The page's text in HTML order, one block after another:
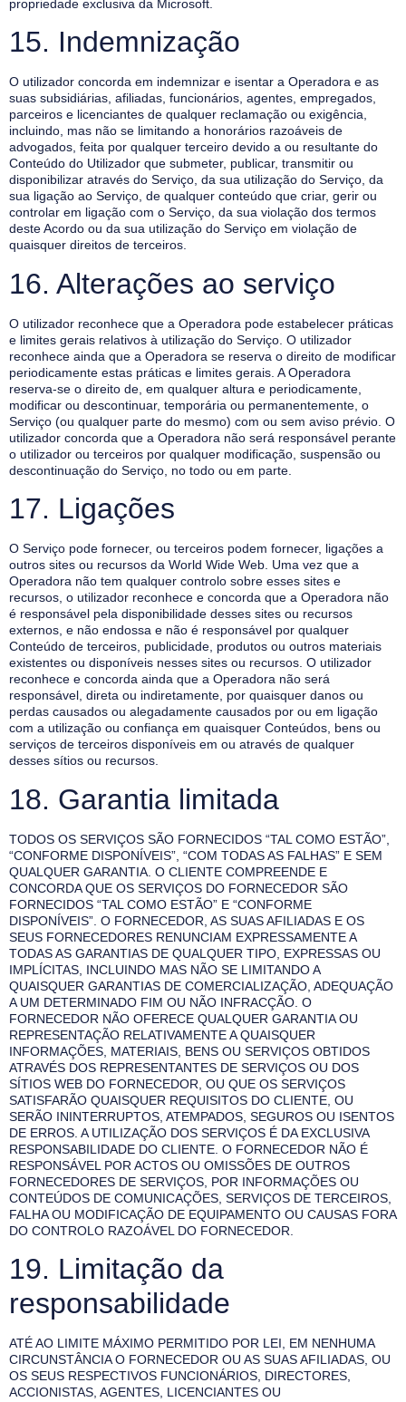
propriedade exclusiva da Microsoft.
15. Indemnização
O utilizador concorda em indemnizar e isentar a Operadora e as
suas subsidiárias, afiliadas, funcionários, agentes, empregados,
parceiros e licenciantes de qualquer reclamação ou exigência,
incluindo, mas não se limitando a honorários razoáveis de
advogados, feita por qualquer terceiro devido a ou resultante do
Conteúdo do Utilizador que submeter, publicar, transmitir ou
disponibilizar através do Serviço, da sua utilização do Serviço, da
sua ligação ao Serviço, de qualquer conteúdo que criar, gerir ou
controlar em ligação com o Serviço, da sua violação dos termos
deste Acordo ou da sua utilização do Serviço em violação de
quaisquer direitos de terceiros.
16. Alterações ao serviço
O utilizador reconhece que a Operadora pode estabelecer práticas
e limites gerais relativos à utilização do Serviço. O utilizador
reconhece ainda que a Operadora se reserva o direito de modificar
periodicamente estas práticas e limites gerais. A Operadora
reserva-se o direito de, em qualquer altura e periodicamente,
modificar ou descontinuar, temporária ou permanentemente, o
Serviço (ou qualquer parte do mesmo) com ou sem aviso prévio. O
utilizador concorda que a Operadora não será responsável perante
o utilizador ou terceiros por qualquer modificação, suspensão ou
descontinuação do Serviço, no todo ou em parte.
17. Ligações
O Serviço pode fornecer, ou terceiros podem fornecer, ligações a
outros sites ou recursos da World Wide Web. Uma vez que a
Operadora não tem qualquer controlo sobre esses sites e
recursos, o utilizador reconhece e concorda que a Operadora não
é responsável pela disponibilidade desses sites ou recursos
externos, e não endossa e não é responsável por qualquer
Conteúdo de terceiros, publicidade, produtos ou outros materiais
existentes ou disponíveis nesses sites ou recursos. O utilizador
reconhece e concorda ainda que a Operadora não será
responsável, direta ou indiretamente, por quaisquer danos ou
perdas causados ou alegadamente causados por ou em ligação
com a utilização ou confiança em quaisquer Conteúdos, bens ou
serviços de terceiros disponíveis em ou através de qualquer
desses sítios ou recursos.
18. Garantia limitada
TODOS OS SERVIÇOS SÃO FORNECIDOS “TAL COMO ESTÃO”,
“CONFORME DISPONÍVEIS”, “COM TODAS AS FALHAS” E SEM
QUALQUER GARANTIA. O CLIENTE COMPREENDE E
CONCORDA QUE OS SERVIÇOS DO FORNECEDOR SÃO
FORNECIDOS “TAL COMO ESTÃO” E “CONFORME
DISPONÍVEIS”. O FORNECEDOR, AS SUAS AFILIADAS E OS
SEUS FORNECEDORES RENUNCIAM EXPRESSAMENTE A
TODAS AS GARANTIAS DE QUALQUER TIPO, EXPRESSAS OU
IMPLÍCITAS, INCLUINDO MAS NÃO SE LIMITANDO A
QUAISQUER GARANTIAS DE COMERCIALIZAÇÃO, ADEQUAÇÃO
A UM DETERMINADO FIM OU NÃO INFRACÇÃO. O
FORNECEDOR NÃO OFERECE QUALQUER GARANTIA OU
REPRESENTAÇÃO RELATIVAMENTE A QUAISQUER
INFORMAÇÕES, MATERIAIS, BENS OU SERVIÇOS OBTIDOS
ATRAVÉS DOS REPRESENTANTES DE SERVIÇOS OU DOS
SÍTIOS WEB DO FORNECEDOR, OU QUE OS SERVIÇOS
SATISFARÃO QUAISQUER REQUISITOS DO CLIENTE, OU
SERÃO ININTERRUPTOS, ATEMPADOS, SEGUROS OU ISENTOS
DE ERROS. A UTILIZAÇÃO DOS SERVIÇOS É DA EXCLUSIVA
RESPONSABILIDADE DO CLIENTE. O FORNECEDOR NÃO É
RESPONSÁVEL POR ACTOS OU OMISSÕES DE OUTROS
FORNECEDORES DE SERVIÇOS, POR INFORMAÇÕES OU
CONTEÚDOS DE COMUNICAÇÕES, SERVIÇOS DE TERCEIROS,
FALHA OU MODIFICAÇÃO DE EQUIPAMENTO OU CAUSAS FORA
DO CONTROLO RAZOÁVEL DO FORNECEDOR.
19. Limitação da
responsabilidade
ATÉ AO LIMITE MÁXIMO PERMITIDO POR LEI, EM NENHUMA
CIRCUNSTÂNCIA O FORNECEDOR OU AS SUAS AFILIADAS, OU
OS SEUS RESPECTIVOS FUNCIONÁRIOS, DIRECTORES,
ACCIONISTAS, AGENTES, LICENCIANTES OU